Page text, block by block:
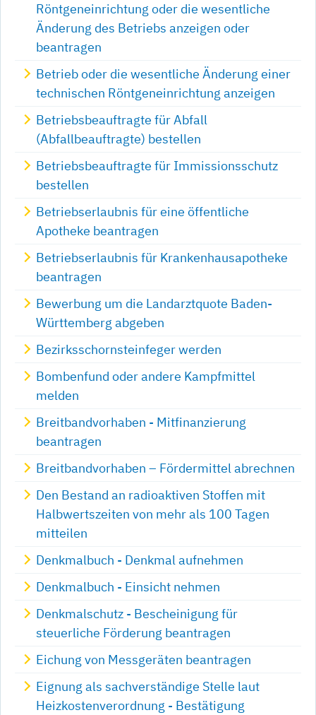
Röntgeneinrichtung oder die wesentliche
Änderung des Betriebs anzeigen oder
beantragen
Betrieb oder die wesentliche Änderung einer
technischen Röntgeneinrichtung anzeigen
Betriebsbeauftragte für Abfall
(Abfallbeauftragte) bestellen
Betriebsbeauftragte für Immissionsschutz
bestellen
Betriebserlaubnis für eine öffentliche
Apotheke beantragen
Betriebserlaubnis für Krankenhausapotheke
beantragen
Bewerbung um die Landarztquote Baden-
Württemberg abgeben
Bezirksschornsteinfeger werden
Bombenfund oder andere Kampfmittel
melden
Breitbandvorhaben - Mitfinanzierung
beantragen
Breitbandvorhaben – Fördermittel abrechnen
Den Bestand an radioaktiven Stoffen mit
Halbwertszeiten von mehr als 100 Tagen
mitteilen
Denkmalbuch - Denkmal aufnehmen
Denkmalbuch - Einsicht nehmen
Denkmalschutz - Bescheinigung für
steuerliche Förderung beantragen
Eichung von Messgeräten beantragen
Eignung als sachverständige Stelle laut
Heizkostenverordnung - Bestätigung